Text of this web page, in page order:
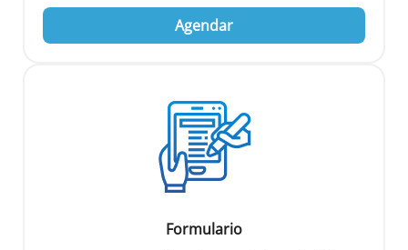
Agendar
Formulario